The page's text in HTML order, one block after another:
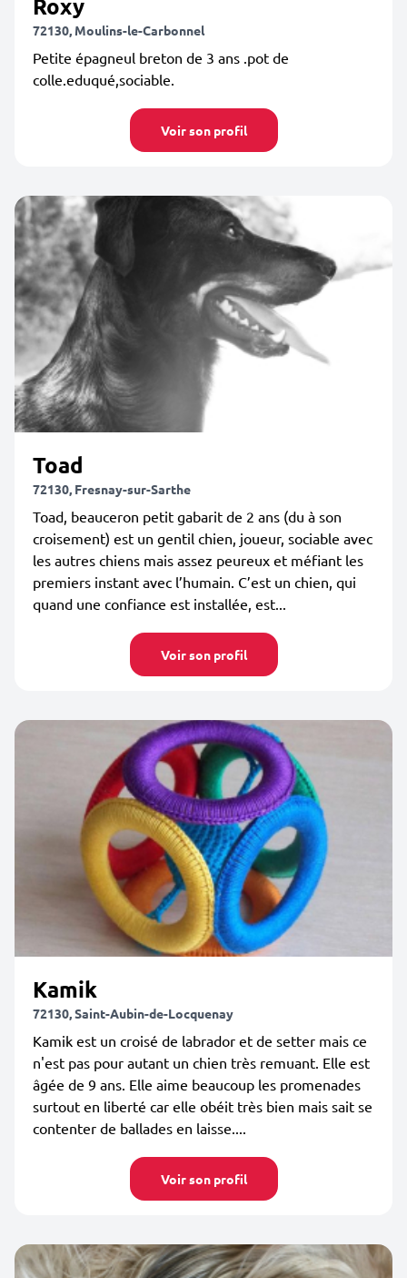
Roxy
72130, Moulins-le-Carbonnel
Petite épagneul breton de 3 ans .pot de
colle.eduqué,sociable.
Voir son profil
Toad
72130, Fresnay-sur-Sarthe
Toad, beauceron petit gabarit de 2 ans (du à son
croisement) est un gentil chien, joueur, sociable avec
les autres chiens mais assez peureux et méfiant les
premiers instant avec l’humain. C’est un chien, qui
quand une confiance est installée, est...
Voir son profil
Kamik
72130, Saint-Aubin-de-Locquenay
Kamik est un croisé de labrador et de setter mais ce
n'est pas pour autant un chien très remuant. Elle est
âgée de 9 ans. Elle aime beaucoup les promenades
surtout en liberté car elle obéit très bien mais sait se
contenter de ballades en laisse....
Voir son profil